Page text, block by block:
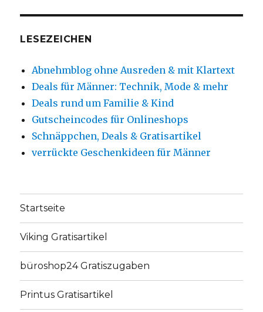
LESEZEICHEN
Abnehmblog ohne Ausreden & mit Klartext
Deals für Männer: Technik, Mode & mehr
Deals rund um Familie & Kind
Gutscheincodes für Onlineshops
Schnäppchen, Deals & Gratisartikel
verrückte Geschenkideen für Männer
Startseite
Viking Gratisartikel
büroshop24 Gratiszugaben
Printus Gratisartikel